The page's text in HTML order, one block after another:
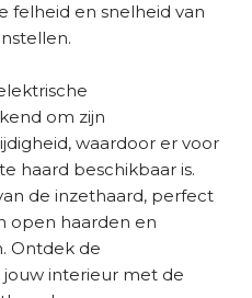
felheid en snelheid van
om zijn
waardoor er voor
haard beschikbaar is.
de inzethaard, perfect
open haarden en
Ontdek de
interieur met de